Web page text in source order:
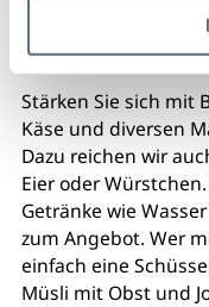
Stärken Sie sich mit
Käse und diversen
Dazu reichen wir
Eier oder
Getränke wie
zum Angebot. Wer
einfach eine
Müsli mit Obst und